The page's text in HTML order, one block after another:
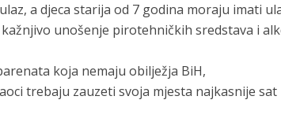
a djeca starija od 7 godina moraju imati
unošenje pirotehničkih sredstava i
koja nemaju obilježja BiH,
trebaju zauzeti svoja mjesta najkasnije